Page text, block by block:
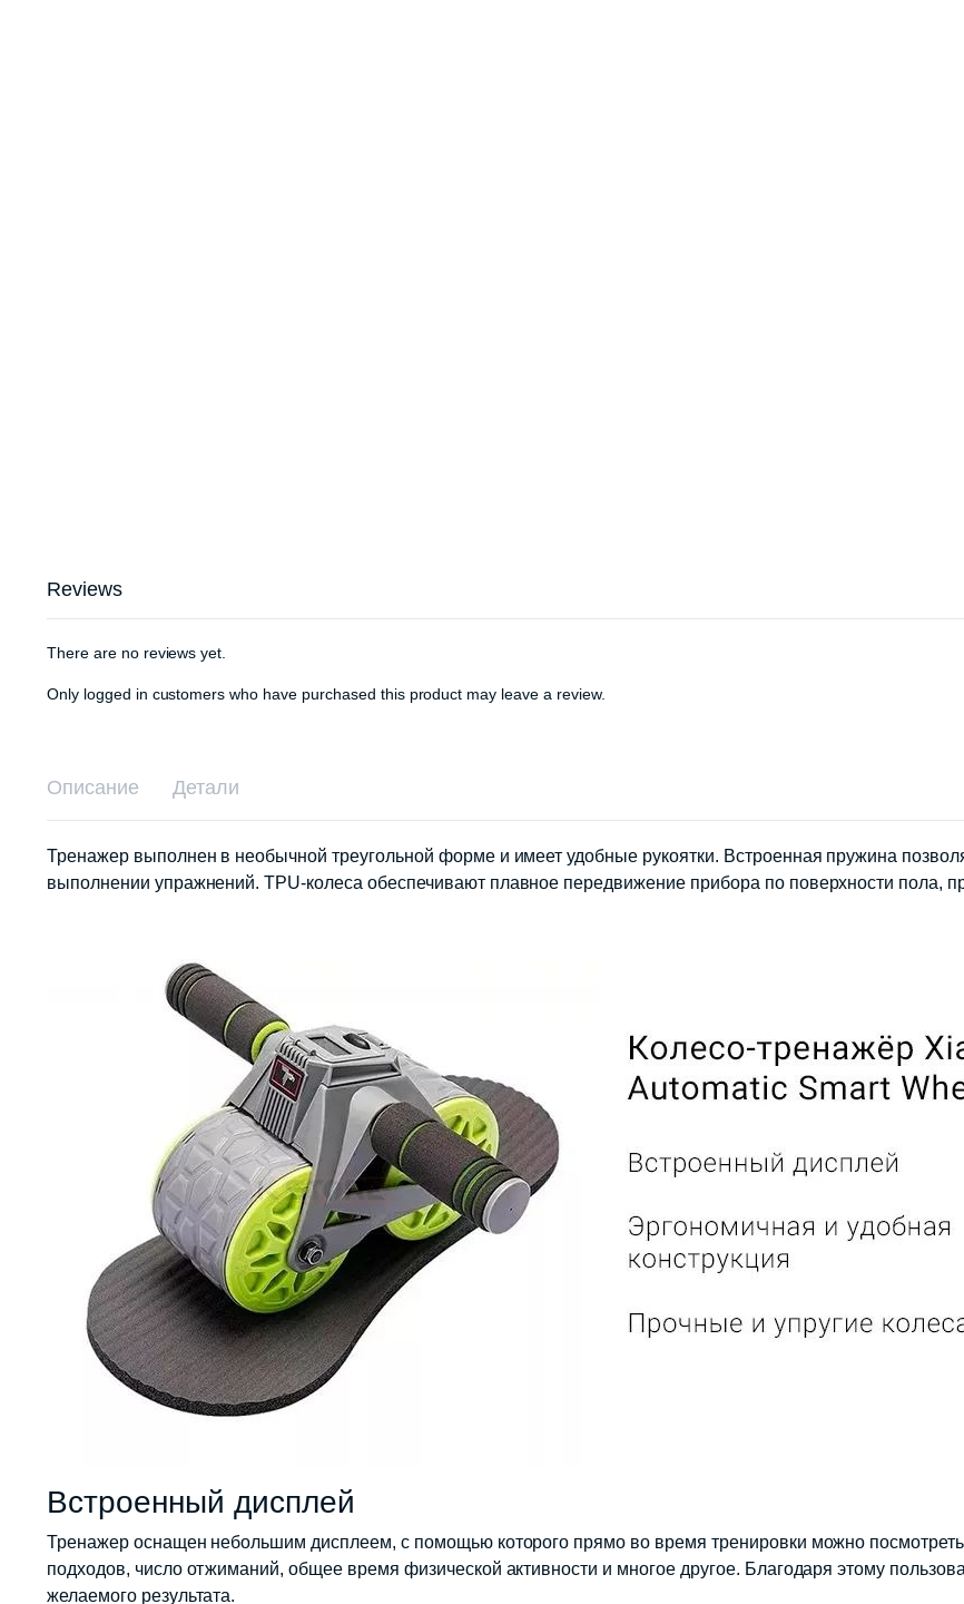
Reviews
There are no reviews yet.
Only logged in customers who have purchased this product may leave a review.
Описание Детали
Тренажер выполнен в необычной треугольной форме и имеет удобные рукоятки. Встроенная пружина
выполнении упражнений. TPU-колеса обеспечивают плавное передвижение прибора по поверхности пола,
Встроенный дисплей
Тренажер оснащен небольшим дисплеем, с помощью которого прямо во время тренировки можно
подходов, число отжиманий, общее время физической активности и многое другое. Благодаря этому
желаемого результата.